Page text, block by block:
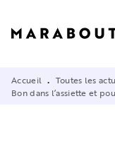
Accueil • Toutes les
Bon dans l’assiette et